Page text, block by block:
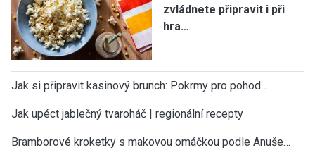
zvládnete připravit i při
hra…
Jak si připravit kasinový brunch: Pokrmy pro pohod…
Jak upéct jablečný tvaroháč | regionální recepty
Bramborové kroketky s makovou omáčkou podle Anuše…